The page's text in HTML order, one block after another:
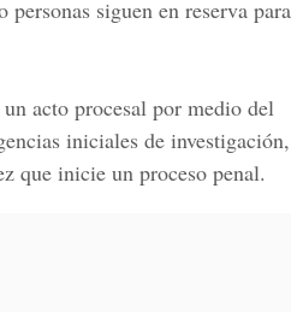
personas siguen en reserva para
acto procesal por medio del
iniciales de investigación,
que inicie un proceso penal.